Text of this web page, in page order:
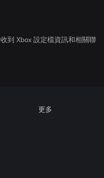
到 Xbox 設定檔資訊和相關聯
更多